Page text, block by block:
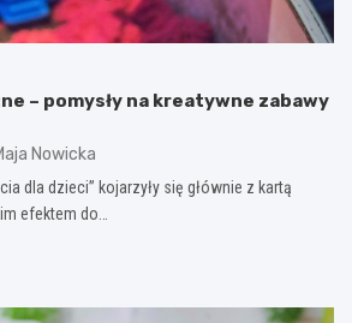
– pomysły na kreatywne zabawy
Nowicka
dla dzieci” kojarzyły się głównie z kartą
efektem do…